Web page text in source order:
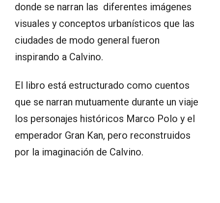
donde se narran las diferentes imágenes
visuales y conceptos urbanísticos que las
ciudades de modo general fueron
inspirando a Calvino.
El libro está estructurado como cuentos
que se narran mutuamente durante un viaje
los personajes históricos Marco Polo y el
emperador Gran Kan, pero reconstruidos
por la imaginación de Calvino.